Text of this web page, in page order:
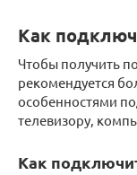
Как
Чтобы получить
рекомендуется
особенностями
телевизору,
Как